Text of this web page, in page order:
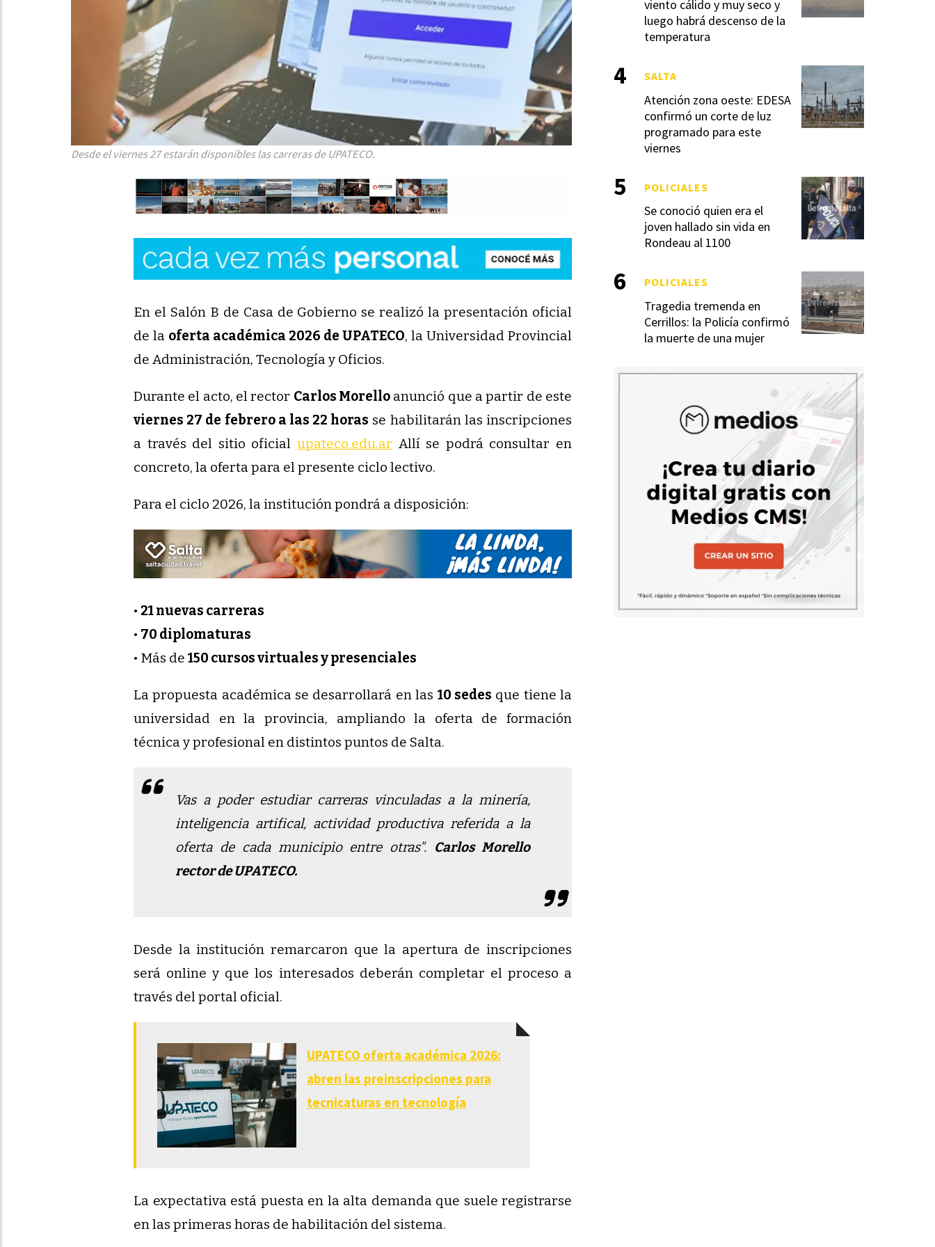
Desde el viernes 27 estarán disponibles las carreras de UPATECO.
En el Salón B de Casa de Gobierno se realizó la presentación oficial
de la oferta académica 2026 de UPATECO, la Universidad Provincial
de Administración, Tecnología y Oficios.
Durante el acto, el rector Carlos Morello anunció que a partir de este
viernes 27 de febrero a las 22 horas se habilitarán las inscripciones
a través del sitio oficial upateco.edu.ar Allí se podrá consultar en
concreto, la oferta para el presente ciclo lectivo.
Para el ciclo 2026, la institución pondrá a disposición:
• 21 nuevas carreras
• 70 diplomaturas
• Más de150 cursos virtuales y presenciales
La propuesta académica se desarrollará en las10 sedes que tiene la
universidad en la provincia, ampliando la oferta de formación
técnica y profesional en distintos puntos de Salta.
Vas a poder estudiar carreras vinculadas a la minería,
inteligencia artifical, actividad productiva referida a la
oferta de cada municipio entre otras". Carlos Morello
rector de UPATECO.
Desde la institución remarcaron que la apertura de inscripciones
será online y que los interesados deberán completar el proceso a
través del portal oficial.
UPATECO oferta académica 2026:
abren las preinscripciones para
tecnicaturas en tecnología
La expectativa está puesta en la alta demanda que suele registrarse
en las primeras horas de habilitación del sistema.
viento cálido y muy seco y
luego habrá descenso de la
temperatura
Atención zona oeste: EDESA
confirmó un corte de luz
programado para este
viernes
SALTA
Se conoció quien era el
joven hallado sin vida en
Rondeau al 1100
POLICIALES
Tragedia tremenda en
Cerrillos: la Policía confirmó
la muerte de una mujer
POLICIALES